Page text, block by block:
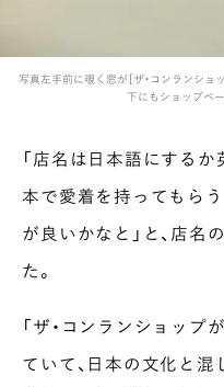
写真左手前に覗く窓が［ザ・コンランシ
下にもショップペー
「店名は日本語にする
本で愛着を持ってもら
が良いかなと」と、店
た。
「ザ・コンランショッ
ていて、日本の文化と